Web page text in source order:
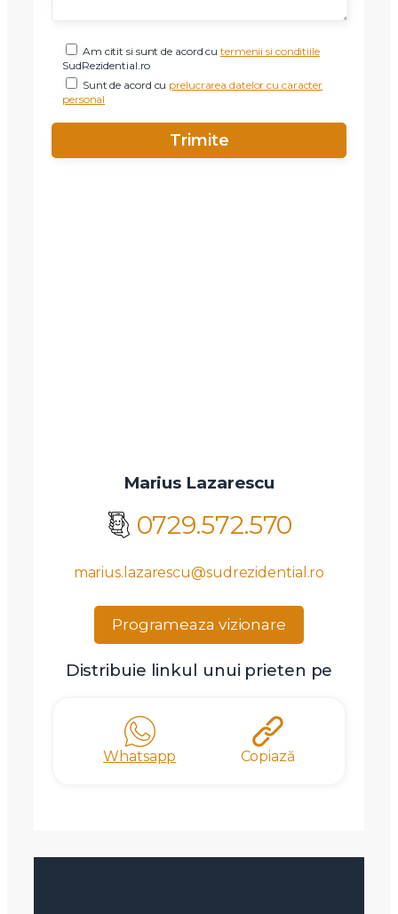
Am citit si sunt de acord cutermenii si conditiile
SudRezidential.ro
Sunt de acord cu prelucrarea datelor cu caracter
personal
Marius Lazarescu
0729.572.570
marius.lazarescu@sudrezidential.ro
Programeaza vizionare
Distribuie linkul unui prieten pe
Whatsapp Copiază
Vreau sa fiu contactat
SudRezidential.ro
Sunt de acord cuprelucrarea datelor cu caracter personal